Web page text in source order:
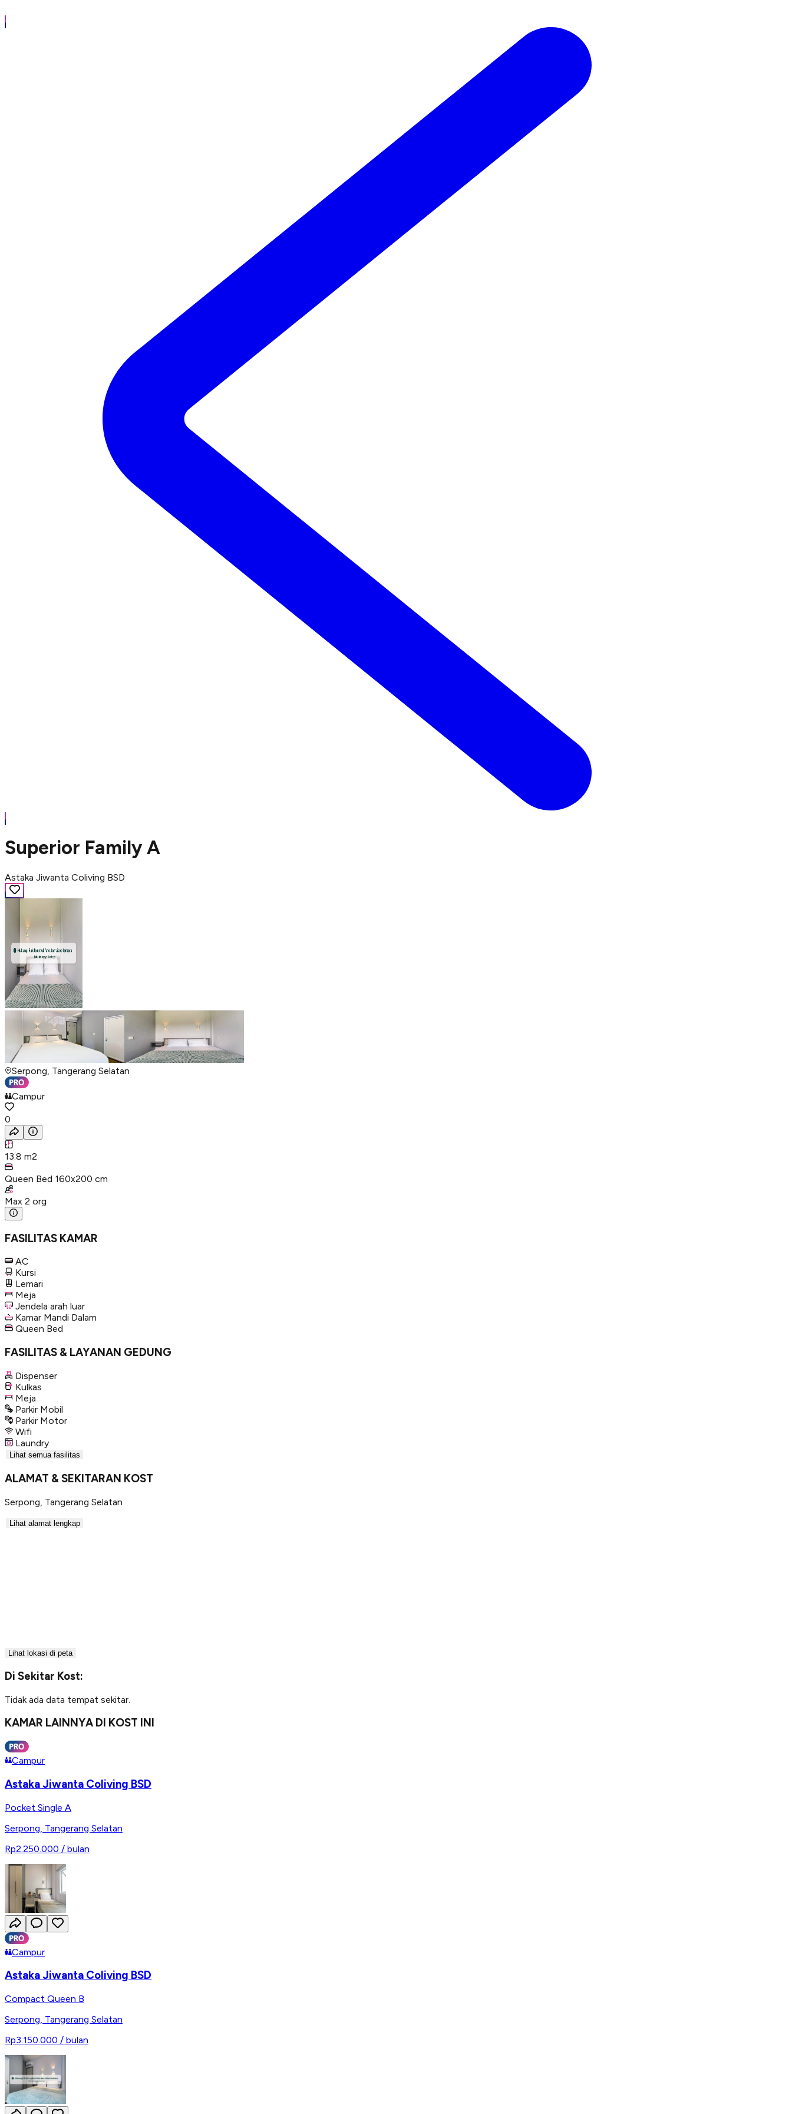
Superior Family A
Astaka Jiwanta Coliving BSD
Serpong, Tangerang Selatan
Campur
0
13.8 m2
Queen Bed 160x200 cm
Max 2 org
FASILITAS KAMAR
AC
Kursi
Lemari
Meja
Jendela arah luar
Kamar Mandi Dalam
Queen Bed
FASILITAS & LAYANAN GEDUNG
Dispenser
Kulkas
Meja
Parkir Mobil
Parkir Motor
Wifi
Laundry
Lihat semua fasilitas
ALAMAT & SEKITARAN KOST
Serpong Tangerang Selatan
Lihat alamat lengkap
Lihat lokasi di peta
Di Sekitar Kost:
Tidak ada data tempat sekitar.
KAMAR LAINNYA DI KOST INI
Campur
Astaka Jiwanta Coliving BSD
Pocket Single A
Serpong Tangerang Selatan
Rp2.250.000 / bulan
Campur
Astaka Jiwanta Coliving BSD
Compact Queen B
Serpong, Tangerang Selatan
Rp3.150.000 / bulan